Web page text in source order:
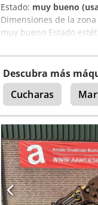
Estado: muy bueno
Dimensiones de la
muy bueno Estado
contacto con Vink
fabricación: 2021 *
de carga: 600 kg *
Descubra más
Cucharas